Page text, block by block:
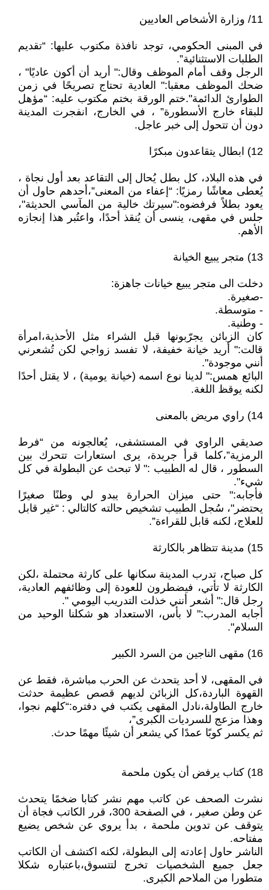
11/ وزارة الأشخاص العاديين
في المبنى الحكومي، توجد نافذة مكتوب عليها: “تقديم
الطلبات الاستثنائية”.
الرجل وقف أمام الموظف وقال:" أريد أن أكون عاديًا" ،
ضحك الموظف معقبا:" العادية تحتاج تصريحًا في زمن
الطوارئ الدائمة".ختم الورقة بختم مكتوب عليه: “مؤهل
للبقاء خارج الأسطورة” ، في الخارج، انفجرت المدينة
دون أن تتحول إلى خبر عاجل.
12) ابطال يتقاعدون مبكرًا
في هذه البلاد، كل بطل يُحال إلى التقاعد بعد أول نجاة ،
يُعطى معاشًا رمزيًا: “إعفاء من المعنى”،أحدهم حاول أن
يعود بطلاً فرفضوه:"سيرتك خالية من المآسي الحديثة"،
جلس في مقهى، ينسى أن يُنقذ أحدًا، واعتُبر هذا إنجازه
الأهم.
13) متجر يبيع الخيانة
دخلت الى متجر يبيع خيانات جاهزة:
-صغيرة.
- متوسطة.
- وطنية.
كان الزبائن يجرّبونها قبل الشراء مثل الأحذية،امرأة
قالت:" أريد خيانة خفيفة، لا تفسد زواجي لكن تُشعرني
أنني موجودة".
البائع همس:" لدينا نوع اسمه (خيانة يومية) ، لا يقتل أحدًا
لكنه يوقظ اللغة.
14) راوي مريض بالمعنى
صديقي الراوي في المستشفى، يُعالجونه من “فرط
الرمزية”،كلما قرأ جريدة، يرى استعارات تتحرك بين
السطور ، قال له الطبيب :" لا تبحث عن البطولة في كل
شيء".
فأجابه:" حتى ميزان الحرارة يبدو لي وطنًا صغيرًا
يحتضر"، سُجل الطبيب تشخيص حالته كالتالي : “غير قابل
للعلاج، لكنه قابل للقراءة”.
15) مدينة تتظاهر بالكارثة
كل صباح، تدرب المدينة سكانها على كارثة محتملة ،لكن
الكارثة لا تأتي، فيضطرون للعودة إلى وظائفهم العادية،
رجل قال:" أشعر أنني خذلت التدريب اليومي ".
أجابه المدرب:" لا بأس، الاستعداد هو شكلنا الوحيد من
السلام".
16) مقهى الناجين من السرد الكبير
في المقهى، لا أحد يتحدث عن الحرب مباشرة، فقط عن
القهوة الباردة،كل الزبائن لديهم قصص عظيمة حدثت
خارج الطاولة،نادل المقهى يكتب في دفتره:“كلهم نجوا،
وهذا مزعج للسرديات الكبرى”،
ثم يكسر كوبًا عمدًا كي يشعر أن شيئًا مهمًا حدث.
18) كتاب يرفض أن يكون ملحمة
نشرت الصحف عن كاتب مهم نشر كتابا ضخمًا يتحدث
عن وطن صغير ، في الصفحة 300، قرر الكاتب فجاة أن
يتوقف عن تدوين ملحمة ، بدأ يروي عن شخص يضيع
مفتاحه.
الناشر حاول إعادته إلى البطولة، لكنه اكتشف أن الكاتب
جعل جميع الشخصيات تخرج لتتسوق،باعتباره شكلا
متطورا من الملاحم الكبرى.